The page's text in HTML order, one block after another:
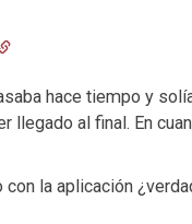
hace tiempo y
llegado al final. En
la aplicación